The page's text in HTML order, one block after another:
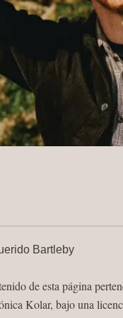
Bartleby
de esta página
Kolar, bajo una